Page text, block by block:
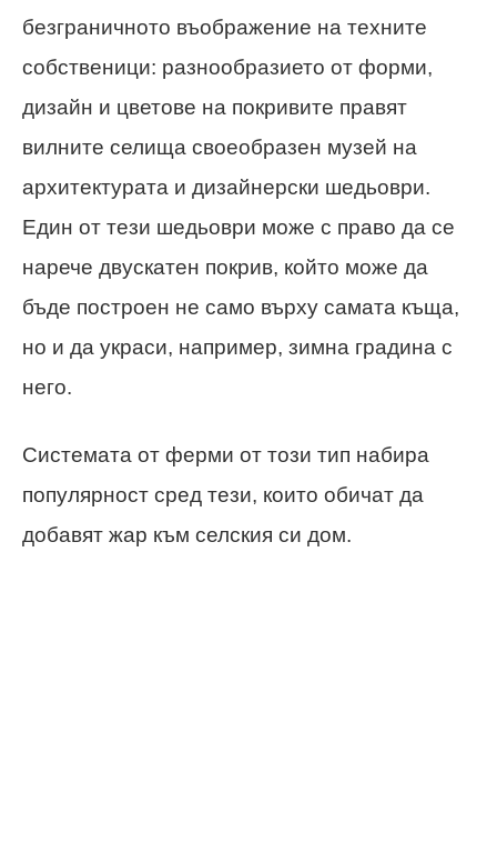
безграничното въображение на техните
собственици: разнообразието от форми,
дизайн и цветове на покривите правят
вилните селища своеобразен музей на
архитектурата и дизайнерски шедьоври.
Един от тези шедьоври може с право да се
нарече двускатен покрив, който може да
бъде построен не само върху самата къща,
но и да украси, например, зимна градина с
него.
Системата от ферми от този тип набира
популярност сред тези, които обичат да
добавят жар към селския си дом.